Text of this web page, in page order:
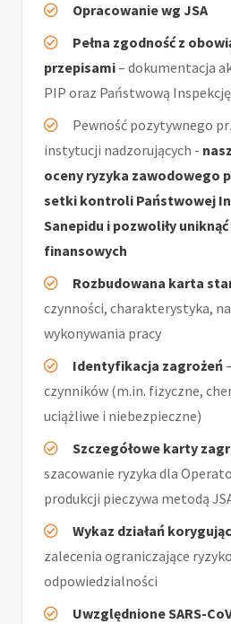
Opracowanie wg JSA
Pełna zgodność z
przepisami– dokumentacja
PIP oraz Państwową
Pewność pozytywnego
instytucji nadzorujących -
oceny ryzyka zawodowego
setki kontroli Państwowej
Sanepidu i pozwoliły
finansowych
Rozbudowana karta
czynności, charakterystyka,
wykonywania pracy
Identyfikacja zagrożeń
czynników (m.in. fizyczne,
uciążliwe i niebezpieczne)
Szczegółowe karty
szacowanie ryzyka dla
produkcji pieczywa metodą
Wykaz działań
zalecenia ograniczające
odpowiedzialności
Uwzględnione SARS-